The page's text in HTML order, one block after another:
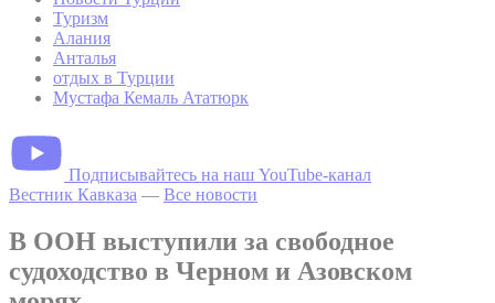
Туризм
Алания
Анталья
отдых в Турции
Мустафа Кемаль Ататюрк
Подписывайтесь на наш YouTube-канал
Вестник Кавказа — Все новости
В ООН выступили за свободное
судоходство в Черном и Азовском